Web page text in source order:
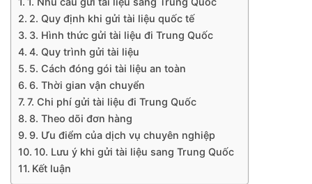
2. Quy định khi gửi tài liệu quốc tế
3. Hình thức gửi tài liệu đi Trung Quốc
4. Quy trình gửi tài liệu
5. Cách đóng gói tài liệu an toàn
6. Thời gian vận chuyển
7. Chi phí gửi tài liệu đi Trung Quốc
8. Theo dõi đơn hàng
9. Ưu điểm của dịch vụ chuyên nghiệp
10. Lưu ý khi gửi tài liệu sang Trung Quốc
Kết luận